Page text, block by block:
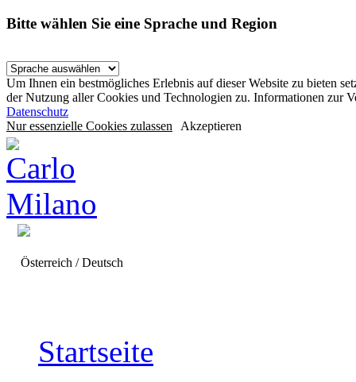
Bitte wählen Sie eine Sprache und Region
Um Ihnen ein bestmögliches Erlebnis auf dieser Website zu bieten
der Nutzung aller Cookies und Technologien zu. Informationen zur
Datenschutz
Nur essenzielle Cookies zulassen Akzeptieren
Österreich / Deutsch
Startseite